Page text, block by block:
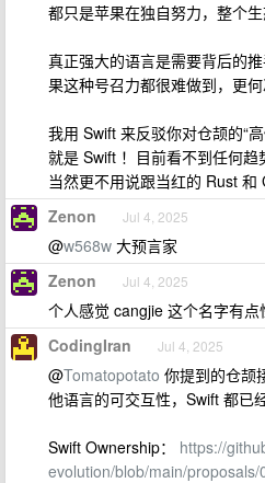
都只是苹果在独自努力，整个生
真正强大的语言是需要背后的
果这种号召力都很难做到，更何
我用 Swift 来反驳你对仓颉的“
就是 Swift ！目前看不到任何趋
当然更不用说跟当红的 Rust
Zenon Jul 4, 2025
@w568w 大预言家
Zenon Jul 4, 2025
个人感觉 cangjie 这个名字有点
CodingIran Jul 4, 2025
@Tomatopotato 你提到的仓颉
他语言的可交互性，Swift 都已
Swift Ownership： https://
evolution/blob/main/